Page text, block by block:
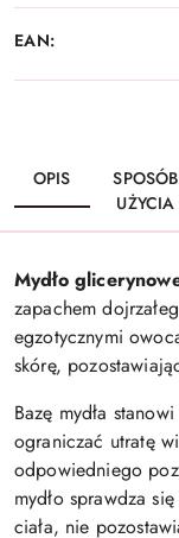
EAN:
OPIS
SPOSÓB
UŻYCIA
Mydło
zapachem
egzotycznymi
skórę,
Bazę mydła
ograniczać utratę
odpowiedniego
mydło sprawdza
ciała, nie